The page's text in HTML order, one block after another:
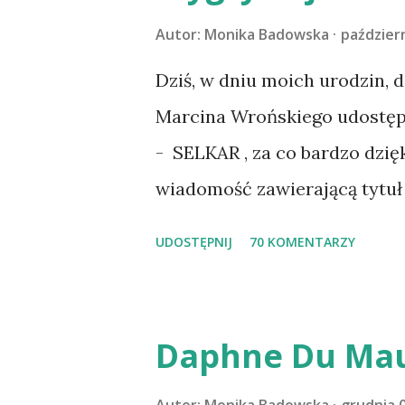
codzienności z psem, a
na wspólny jesienny wyjazd
psica miała atak padaczki,
wdrożyliśmy leczenie i od
wspólnym życiem
cieszyć sobą wzajemnie już
Autor: Monika Badowska
Dziś, w dniu moich urodzin,
Marcina Wrońskiego
- SELKAR , za co bardzo
wiadomość zawierającą
UDOSTĘPNIJ 70 KOMENTARZY
Daphne Du